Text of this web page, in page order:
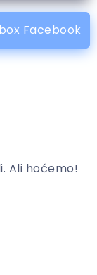
Facebook
Ali hoćemo!